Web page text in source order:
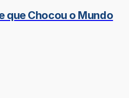
que Chocou o Mundo